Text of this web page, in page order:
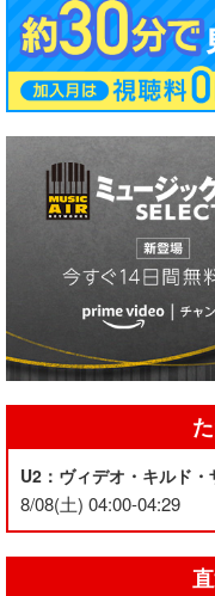
U2：ヴィデオ・キルド
8/08(土) 04:00-04:29